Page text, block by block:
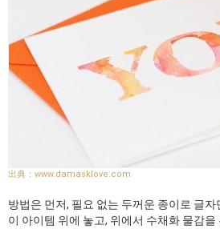
www.damasklove.com
방법은 먼저, 필요 없는 두꺼운 종이로 글
이 아이템 위에 놓고, 위에서 수채화 물감